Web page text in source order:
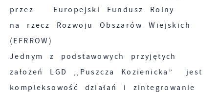
przez Europejski Fundusz Rolny
na rzecz Rozwoju Obszarów Wiejskich
(EFRROW)
Jednym z podstawowych przyjętych
założeń LGD ,,Puszcza Kozienicka” jest
kompleksowość działań i zintegrowanie
jaką odwiedzane są nasze serwisy www. Dane
pozwalają nam na ocenę naszych serwisów
internetowych pod względem ich popularności
wśród użytkowników. Zgromadzone informacje
są przetwarzane w formie zanonimizowanej.
Reklamowe
Dzięki reklamowym plikom cookies
prezentujemy Ci najciekawsze informacje i
aktualności na stronach naszych partnerów.